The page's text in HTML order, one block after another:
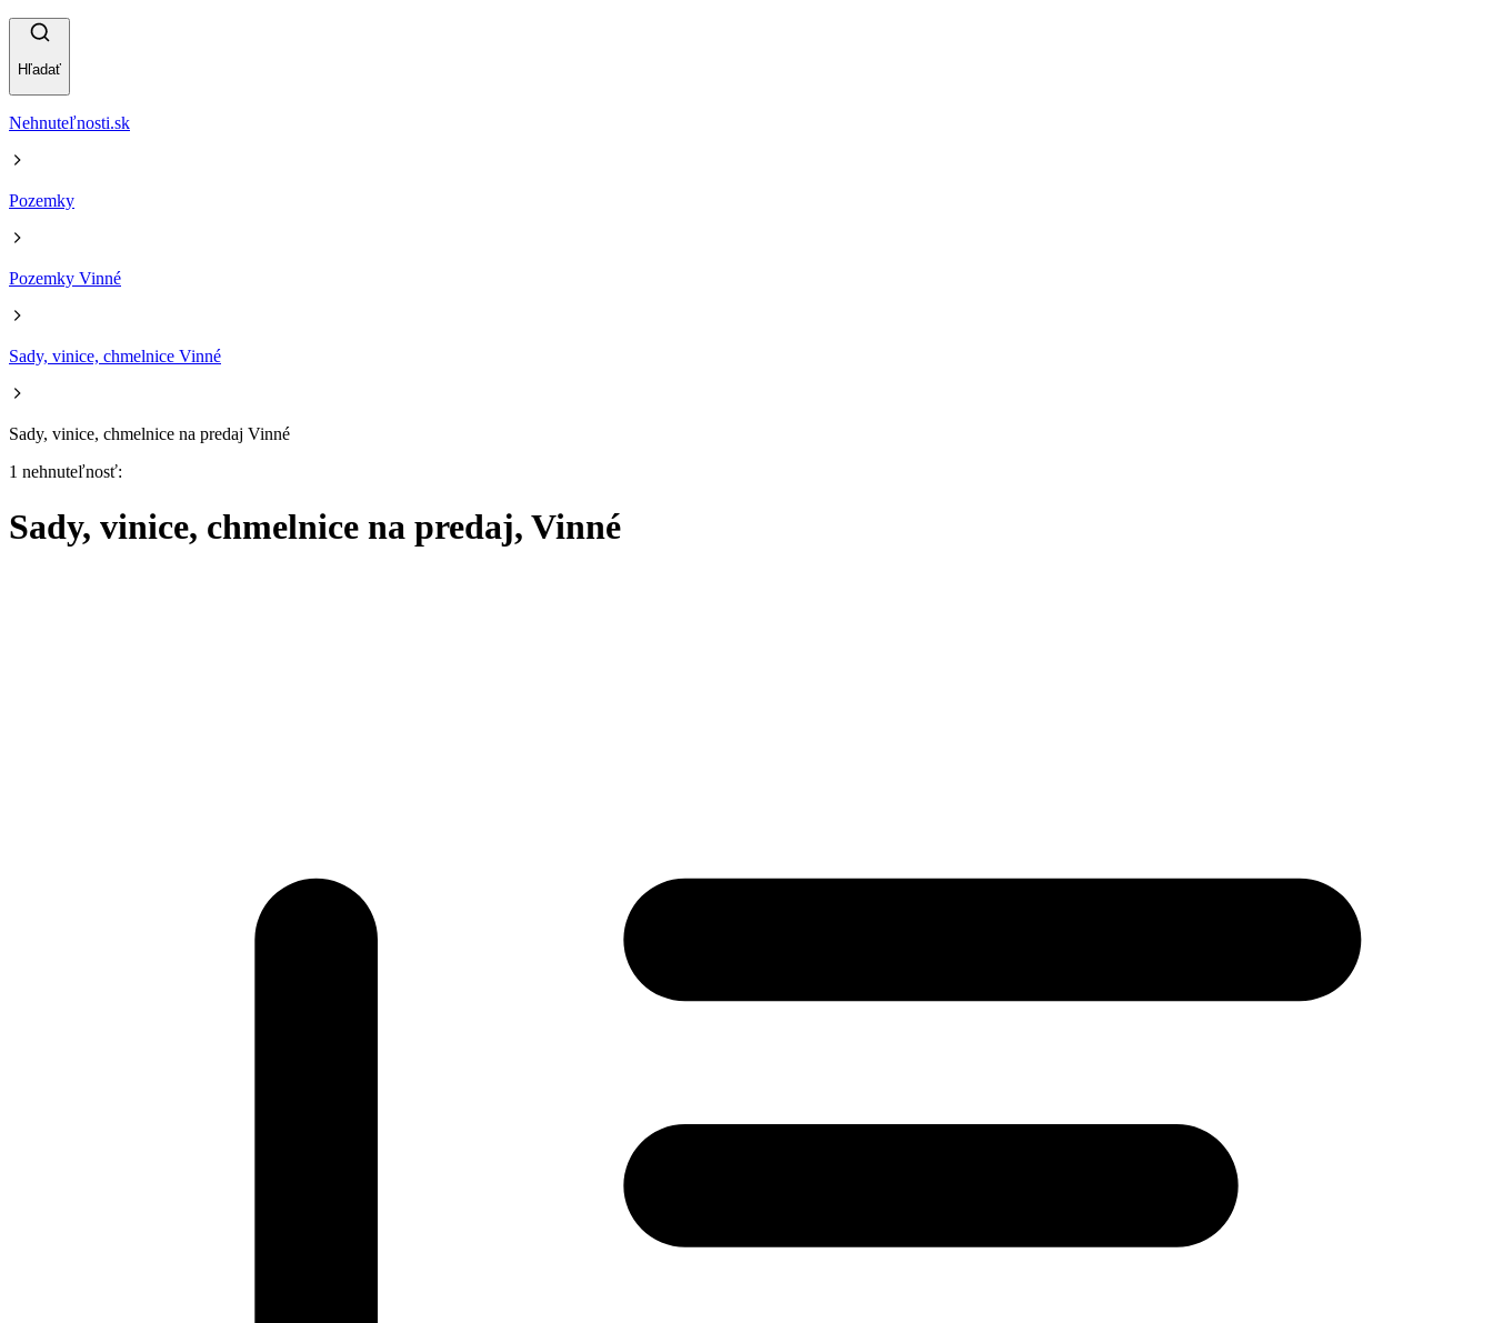
Hľadať
Nehnuteľnosti.sk
Pozemky
Pozemky Vinné
Sady, vinice, chmelnice Vinné
Sady, vinice, chmelnice na predaj Vinné
1 nehnuteľnosť:
Sady, vinice, chmelnice na predaj, Vinné